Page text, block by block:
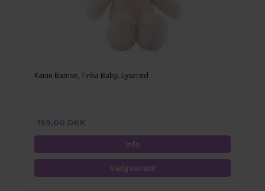
Kanin Bamse, Tinka Baby, Lyserød
199,00 DKK